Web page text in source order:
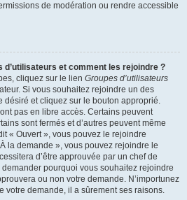
de modération ou rendre accessible
d’utilisateurs et comment les rejoindre ?
cliquez sur le lien Groupes d’utilisateurs
Si vous souhaitez rejoindre un des
désiré et cliquez sur le bouton approprié.
pas en libre accès. Certains peuvent
sont fermés et d’autres peuvent même
« Ouvert », vous pouvez le rejoindre
la demande », vous pouvez rejoindre le
d’être approuvée par un chef de
pourquoi vous souhaitez rejoindre
ou non votre demande. N’importunez
votre demande, il a sûrement ses raisons.